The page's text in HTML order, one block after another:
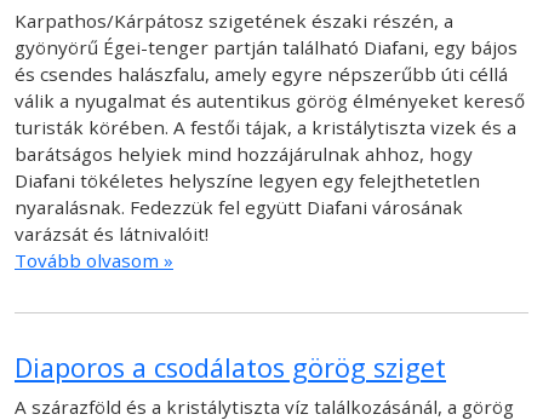
Karpathos/Kárpátosz szigetének északi részén, a
gyönyörű Égei-tenger partján található Diafani, egy bájos
és csendes halászfalu, amely egyre népszerűbb úti céllá
válik a nyugalmat és autentikus görög élményeket kereső
turisták körében. A festői tájak, a kristálytiszta vizek és a
barátságos helyiek mind hozzájárulnak ahhoz, hogy
Diafani tökéletes helyszíne legyen egy felejthetetlen
nyaralásnak. Fedezzük fel együtt Diafani városának
varázsát és látnivalóit!
Tovább olvasom »
Diaporos a csodálatos görög sziget
A szárazföld és a kristálytiszta víz találkozásánál, a görög